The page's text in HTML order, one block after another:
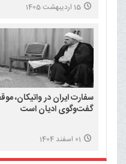
15 اردیبهشت 1405
سفارت ایران در واتیکان،
گفت‌وگوی ادیان است
01 اسفند 1404